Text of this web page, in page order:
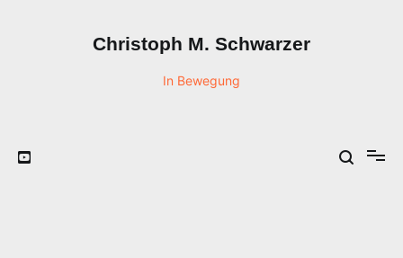
Christoph M. Schwarzer
In Bewegung